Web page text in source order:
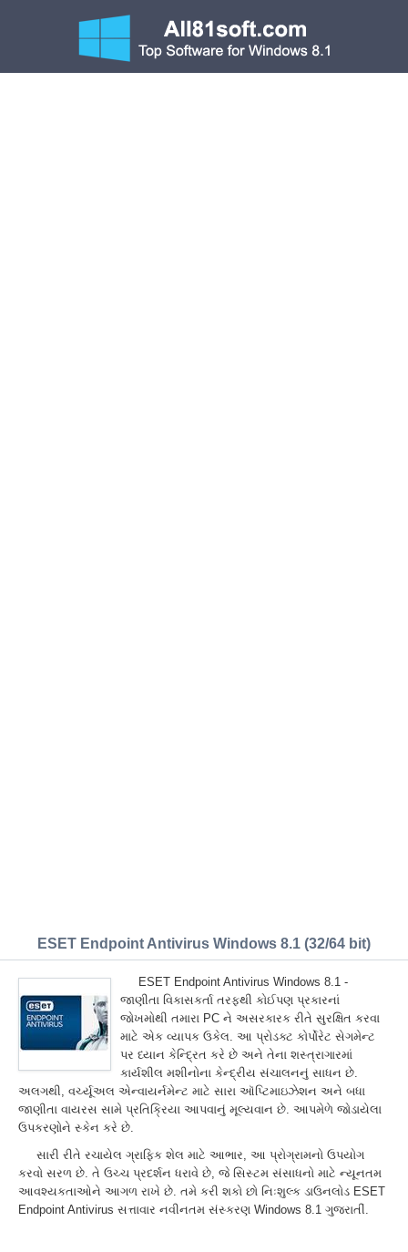
ESET Endpoint Antivirus Windows 8.1 (32/64 bit)
ESET Endpoint Antivirus Windows 8.1 -
જાણીતા વિકાસકર્તા તરફથી કોઈપણ પ્રકારનાં
જોખમોથી તમારા PC ને અસરકારક રીતે સુરક્ષિત કરવા
માટે એક વ્યાપક ઉકેલ. આ પ્રોડક્ટ કોર્પોરેટ સેગમેન્ટ
પર ધ્યાન કેન્દ્રિત કરે છે અને તેના શસ્ત્રાગારમાં
કાર્યશીલ મશીનોના કેન્દ્રીય સંચાલનનું સાધન છે.
અલગથી, વર્ચ્યૂઅલ એન્વાયર્નમેન્ટ માટે સારા ઑપ્ટિમાઇઝેશન અને બધા
જાણીતા વાયરસ સામે પ્રતિક્રિયા આપવાનું મૂલ્યવાન છે. આપમેળે જોડાયેલા
ઉપકરણોને સ્કેન કરે છે.
સારી રીતે રચાયેલ ગ્રાફિક શેલ માટે આભાર, આ પ્રોગ્રામનો ઉપયોગ
કરવો સરળ છે. તે ઉચ્ચ પ્રદર્શન ધરાવે છે, જે સિસ્ટમ સંસાધનો માટે ન્યૂનતમ
આવશ્યકતાઓને આગળ રાખે છે. તમે કરી શકો છો નિઃશુલ્ક ડાઉનલોડ ESET
Endpoint Antivirus સત્તાવાર નવીનતમ સંસ્કરણ Windows 8.1 ગુજરાતીં.